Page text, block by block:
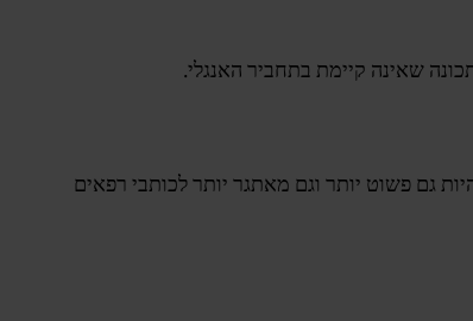
שאינה קיימת בתחביר האנגלי.
גם פשוט יותר וגם מאתגר יותר לכותבי רפאים